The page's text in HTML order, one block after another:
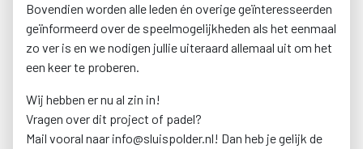
Bovendien worden alle leden én overige geïnteresseerden
geïnformeerd over de speelmogelijkheden als het eenmaal
zo ver is en we nodigen jullie uiteraard allemaal uit om het
een keer te proberen.
Wij hebben er nu al zin in!
Vragen over dit project of padel?
Mail vooral naar info@sluispolder.nl! Dan heb je gelijk de